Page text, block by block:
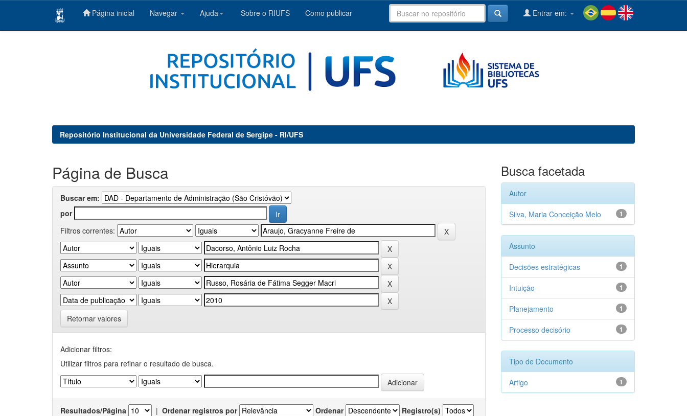
Página inicial Navegar Ajuda Sobre o RIUFS Como publicar Entrar em:
Repositório Institucional da Universidade Federal de Sergipe - RI/UFS
Página de Busca
Buscar em:
por
Filtros correntes:
Retornar valores
Adicionar filtros:
Utilizar filtros para refinar o resultado de busca.
Resultados/Página | Ordenar registros por Ordenar Registro(s)
Busca facetada
Autor
1
Silva, Maria Conceição Melo
Assunto
1
Decisões estratégicas
1
Intuição
1
Planejamento
1
Processo decisório
Tipo de Documento
1
Artigo